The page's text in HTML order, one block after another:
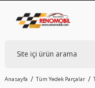
Anasayfa Tüm Yedek Parçalar